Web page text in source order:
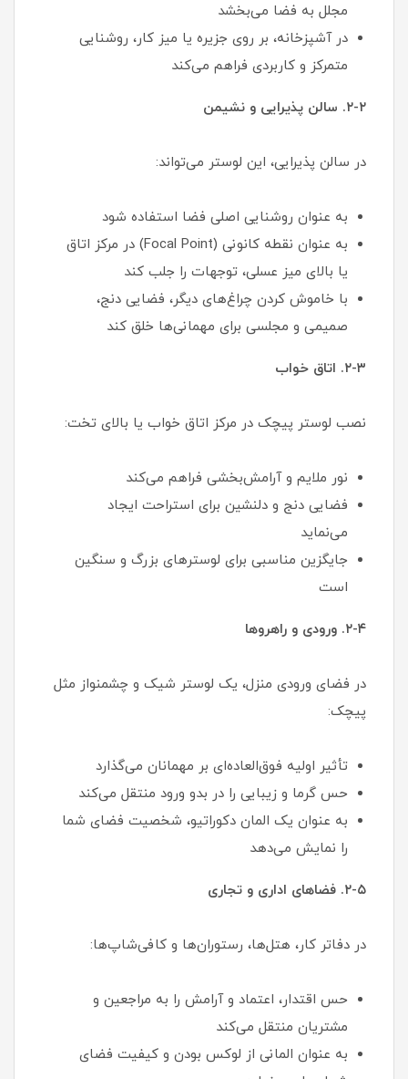
مجلل به فضا می‌بخشد
در آشپزخانه، بر روی جزیره یا میز کار، روشنایی
متمرکز و کاربردی فراهم می‌کند
۲-۲. سالن پذیرایی و نشیمن
در سالن پذیرایی، این لوستر می‌تواند:
به عنوان روشنایی اصلی فضا استفاده شود
به عنوان نقطه کانونی (Focal Point) در مرکز اتاق
یا بالای میز عسلی، توجهات را جلب کند
با خاموش کردن چراغ‌های دیگر، فضایی دنج،
صمیمی و مجلسی برای مهمانی‌ها خلق کند
۲-۳. اتاق خواب
نصب لوستر پیچک در مرکز اتاق خواب یا بالای تخت:
نور ملایم و آرامش‌بخشی فراهم می‌کند
فضایی دنج و دلنشین برای استراحت ایجاد
می‌نماید
جایگزین مناسبی برای لوسترهای بزرگ و سنگین
است
۲-۴. ورودی و راهروها
در فضای ورودی منزل، یک لوستر شیک و چشمنواز مثل
پیچک:
تأثیر اولیه فوق‌العاده‌ای بر مهمانان می‌گذارد
حس گرما و زیبایی را در بدو ورود منتقل می‌کند
به عنوان یک المان دکوراتیو، شخصیت فضای شما
را نمایش می‌دهد
۲-۵. فضاهای اداری و تجاری
در دفاتر کار، هتل‌ها، رستوران‌ها و کافی‌شاپ‌ها:
حس اقتدار، اعتماد و آرامش را به مراجعین و
مشتریان منتقل می‌کند
به عنوان المانی از لوکس بودن و کیفیت فضای